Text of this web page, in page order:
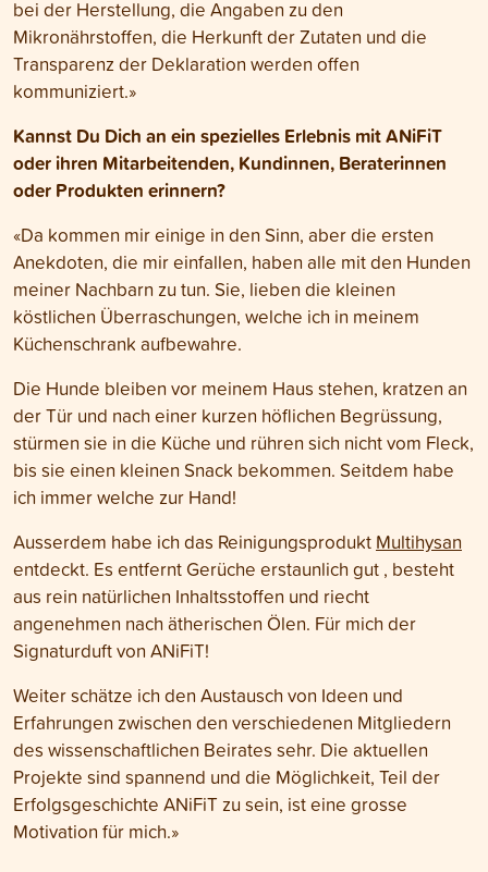
bei der Herstellung, die Angaben zu den
Mikronährstoffen, die Herkunft der Zutaten und die
Transparenz der Deklaration werden offen
kommuniziert.»
Kannst Du Dich an ein spezielles Erlebnis mit ANiFiT
oder ihren Mitarbeitenden, Kundinnen, Beraterinnen
oder Produkten erinnern?
«Da kommen mir einige in den Sinn, aber die ersten
Anekdoten, die mir einfallen, haben alle mit den Hunden
meiner Nachbarn zu tun. Sie, lieben die kleinen
köstlichen Überraschungen, welche ich in meinem
Küchenschrank aufbewahre.
Die Hunde bleiben vor meinem Haus stehen, kratzen an
der Tür und nach einer kurzen höflichen Begrüssung,
stürmen sie in die Küche und rühren sich nicht vom Fleck,
bis sie einen kleinen Snack bekommen. Seitdem habe
ich immer welche zur Hand!
Ausserdem habe ich das Reinigungsprodukt Multihysan
entdeckt. Es entfernt Gerüche erstaunlich gut , besteht
aus rein natürlichen Inhaltsstoffen und riecht
angenehmen nach ätherischen Ölen. Für mich der
Signaturduft von ANiFiT!
Weiter schätze ich den Austausch von Ideen und
Erfahrungen zwischen den verschiedenen Mitgliedern
des wissenschaftlichen Beirates sehr. Die aktuellen
Projekte sind spannend und die Möglichkeit, Teil der
Erfolgsgeschichte ANiFiT zu sein, ist eine grosse
Motivation für mich.»